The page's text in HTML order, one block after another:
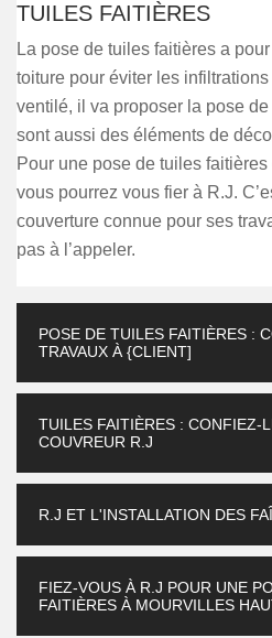
TUILES FAITIÈRES
La pose de tuiles faitières a
toiture pour éviter les
ventilé, il va proposer la pose
sont aussi des éléments de
Pour une pose de tuiles faitières
vous pourrez vous fier à R.J.
couverture connue pour ses
pas à l’appeler.
POSE DE TUILES FAITIÈRES :
TRAVAUX À {CLIENT]
TUILES FAITIÈRES : CONFIEZ-
COUVREUR R.J
R.J ET L'INSTALLATION DES
FIEZ-VOUS À R.J POUR UNE
FAITIÈRES À MOURVILLES